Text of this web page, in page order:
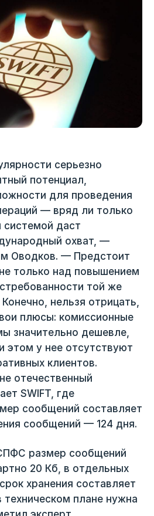
серьезно
потенциал,
для проведения
— вряд ли только
системой даст
охват, —
Оводков. — Предстоит
только над повышением
той же
нельзя отрицать,
плюсы: комиссионные
значительно дешевле,
этом у нее отсутствуют
клиентов.
отечественный
SWIFT, где
сообщений составляет
сообщений — 124 дня.
размер сообщений
20 Кб, в отдельных
хранения составляет
техническом плане нужна